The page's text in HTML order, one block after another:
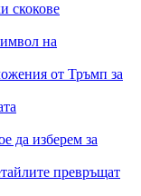
скокове
на
от Тръмп за
да изберем за
превръщат